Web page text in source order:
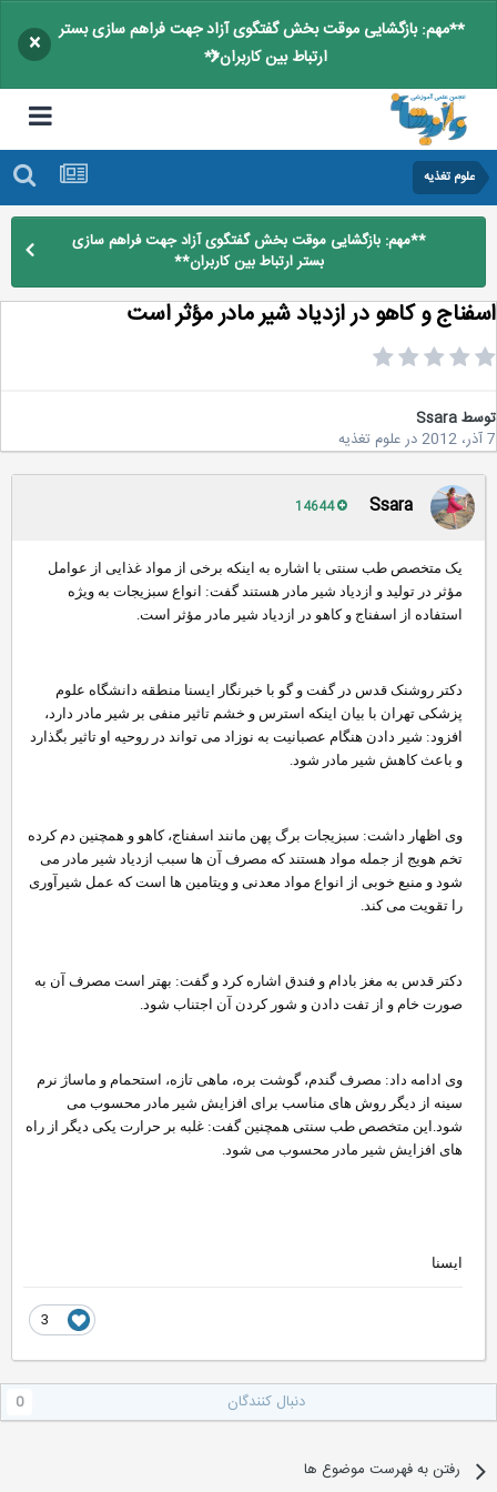
**مهم: بازگشایی موقت بخش گفتگوی آزاد جهت فراهم سازی بستر
ارتباط بین کاربران**
×
علوم تغذیه
**مهم: بازگشایی موقت بخش گفتگوی آزاد جهت فراهم سازی
بستر ارتباط بین کاربران**
و کاهو در ازدیاد شیر مادر مؤثر است
Ssara
درعلوم تغذیه
Ssara
یک متخصص طب سنتی با اشاره به اینکه برخی از مواد غذایی از عوامل
مؤثر در تولید و ازدیاد شیر مادر هستند گفت: انواع سبزیجات به ویژه
استفاده از اسفناج و کاهو در ازدیاد شیر مادر مؤثر است.
دکتر روشنک قدس در گفت و گو با خبرنگار ایسنا منطقه دانشگاه علوم
پزشکی تهران با بیان اینکه استرس و خشم تاثیر منفی بر شیر مادر دارد،
افزود: شیر دادن هنگام عصبانیت به نوزاد می تواند در روحیه او تاثیر بگذارد
و باعث کاهش شیر مادر شود.
وی اظهار داشت: سبزیجات برگ پهن مانند اسفناج، کاهو و همچنین دم کرده
تخم هویج از جمله مواد هستند که مصرف آن ها سبب ازدیاد شیر مادر می
شود و منبع خوبی از انواع مواد معدنی و ویتامین ها است که عمل شیرآوری
را تقویت می کند.
دکتر قدس به مغز بادام و فندق اشاره کرد و گفت: بهتر است مصرف آن به
صورت خام و از تفت دادن و شور کردن آن اجتناب شود.
وی ادامه داد: مصرف گندم، گوشت بره، ماهی تازه، استحمام و ماساژ نرم
سینه از دیگر روش های مناسب برای افزایش شیر مادر محسوب می
شود.این متخصص طب سنتی همچنین گفت: غلبه بر حرارت یکی دیگر از راه
های افزایش شیر مادر محسوب می شود.
ایسنا
دنبال کنندگان
رفتن به فهرست موضوع ها